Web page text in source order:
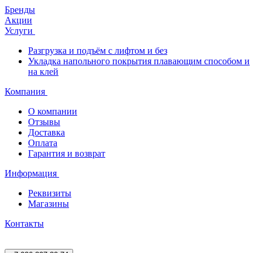
Бренды
Акции
Услуги
Разгрузка и подъём с лифтом и без
Укладка напольного покрытия плавающим способом и
на клей
Компания
О компании
Отзывы
Доставка
Оплата
Гарантия и возврат
Информация
Реквизиты
Магазины
Контакты